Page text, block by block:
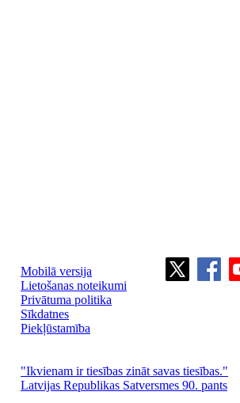
Mobilā versija
Lietošanas noteikumi
Privātuma politika
Sīkdatnes
Piekļūstamība
"Ikvienam ir tiesības zināt savas tiesības."
Latvijas Republikas Satversmes 90. pants